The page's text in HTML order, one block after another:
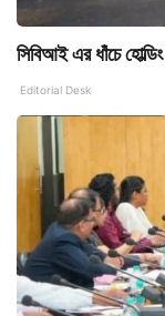
সিবিআই এর ধাঁচে
Editorial Desk